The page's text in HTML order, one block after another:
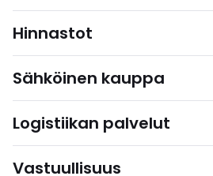
Hinnastot
Sähköinen kauppa
Logistiikan palvelut
Vastuullisuus